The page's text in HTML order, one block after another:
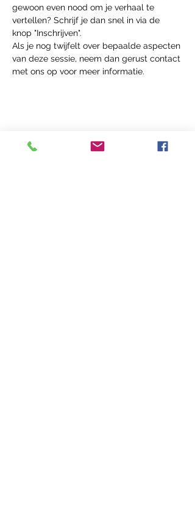
gewoon even nood om je verhaal te
vertellen? Schrijf je dan snel in via de
knop "Inschrijven".
Als je nog twijfelt over bepaalde aspecten
van deze sessie, neem dan gerust contact
met ons op voor meer informatie.
Deel dit Event